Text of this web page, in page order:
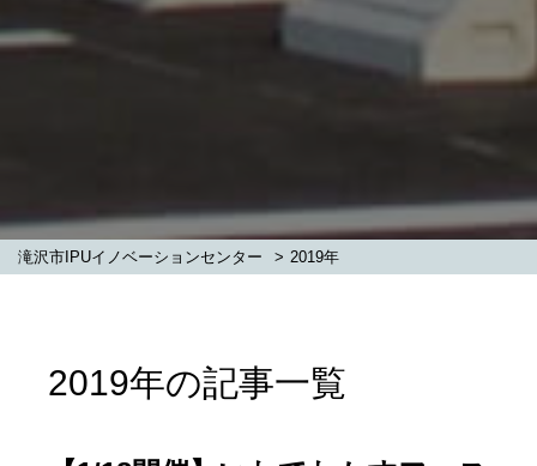
滝沢市IPUイノベーションセンター > 2019年
2019年の記事一覧